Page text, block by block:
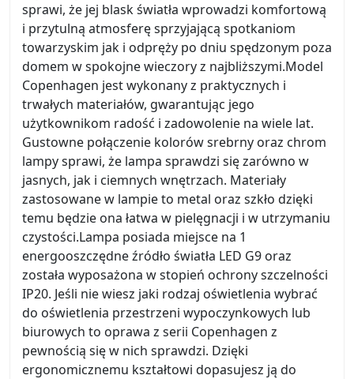
sprawi, że jej blask światła wprowadzi komfortową
i przytulną atmosferę sprzyjającą spotkaniom
towarzyskim jak i odpręży po dniu spędzonym poza
domem w spokojne wieczory z najbliższymi.Model
Copenhagen jest wykonany z praktycznych i
trwałych materiałów, gwarantując jego
użytkownikom radość i zadowolenie na wiele lat.
Gustowne połączenie kolorów srebrny oraz chrom
lampy sprawi, że lampa sprawdzi się zarówno w
jasnych, jak i ciemnych wnętrzach. Materiały
zastosowane w lampie to metal oraz szkło dzięki
temu będzie ona łatwa w pielęgnacji i w utrzymaniu
czystości.Lampa posiada miejsce na 1
energooszczędne źródło światła LED G9 oraz
została wyposażona w stopień ochrony szczelności
IP20. Jeśli nie wiesz jaki rodzaj oświetlenia wybrać
do oświetlenia przestrzeni wypoczynkowych lub
biurowych to oprawa z serii Copenhagen z
pewnością się w nich sprawdzi. Dzięki
ergonomicznemu kształtowi dopasujesz ją do